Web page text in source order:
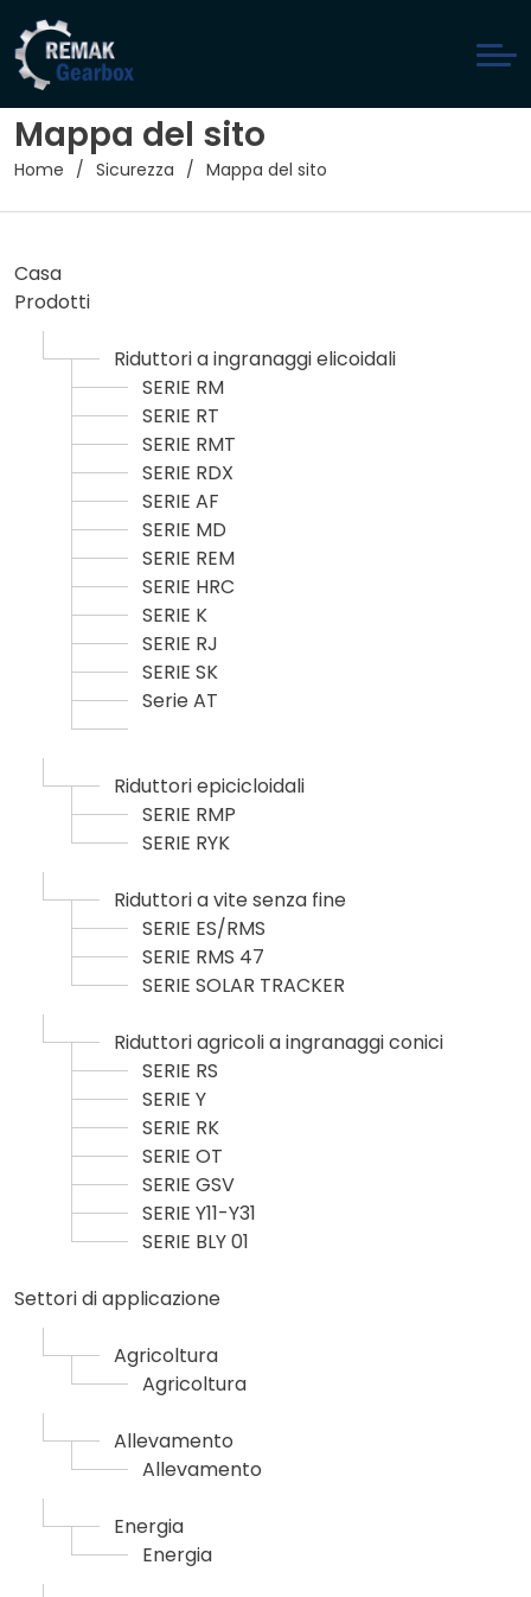
Mappa del sito
Home Sicurezza Mappa del sito
Casa
Prodotti
Riduttori a ingranaggi elicoidali
SERIE RM
SERIE RT
SERIE RMT
SERIE RDX
SERIE AF
SERIE MD
SERIE REM
SERIE HRC
SERIE K
SERIE RJ
SERIE SK
Serie AT
Riduttori epicicloidali
SERIE RMP
SERIE RYK
Riduttori a vite senza fine
SERIE ES/RMS
SERIE RMS 47
SERIE SOLAR TRACKER
Riduttori agricoli a ingranaggi conici
SERIE RS
SERIE Y
SERIE RK
SERIE OT
SERIE GSV
SERIE Y11-Y31
SERIE BLY 01
Settori di applicazione
Agricoltura
Agricoltura
Allevamento
Allevamento
Energia
Energia